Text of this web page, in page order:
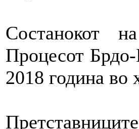
Состанокот
Процесот
2018 година во